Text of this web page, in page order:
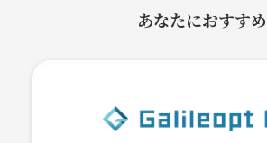
あなたにおすすめ